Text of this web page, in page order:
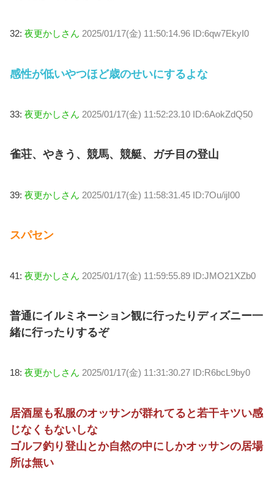
32: 夜更かしさん 2025/01/17(金) 11:50:14.96 ID:6qw7EkyI0
感性が低いやつほど歳のせいにするよな
33: 夜更かしさん 2025/01/17(金) 11:52:23.10 ID:6AokZdQ50
雀荘、やきう、競馬、競艇、ガチ目の登山
39: 夜更かしさん 2025/01/17(金) 11:58:31.45 ID:7Ou/ijI00
スパセン
41: 夜更かしさん 2025/01/17(金) 11:59:55.89 ID:JMO21XZb0
普通にイルミネーション観に行ったりディズニー一
緒に行ったりするぞ
18: 夜更かしさん 2025/01/17(金) 11:31:30.27 ID:R6bcL9by0
居酒屋も私服のオッサンが群れてると若干キツい感
じなくもないしな
ゴルフ釣り登山とか自然の中にしかオッサンの居場
所は無い